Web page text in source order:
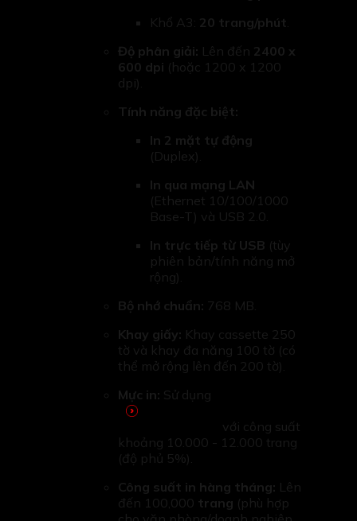
Khổ A3: 20 trang/phút
Độ phân giải: Lên đến 2400 x
600 dpi (hoặc 1200 x 1200
dpi).
Tính năng đặc biệt:
In 2 mặt tự động
(Duplex).
In qua mạng LAN
(Ethernet 10/100/1000
Base-T) và USB 2.0.
In trực tiếp từ USB (tùy
phiên bản/tính năng mở
rộng).
Bộ nhớ chuẩn: 768 MB.
Khay giấy: Khay cassette 250
tờ và khay đa năng 100 tờ (có
thể mở rộng lên đến 200 tờ).
Mực in: Sử dụng
với công suất
khoảng 10.000 - 12.000 trang
(độ phủ 5%).
Công suất in hàng tháng: Lên
đến 100,000 trang (phù hợp